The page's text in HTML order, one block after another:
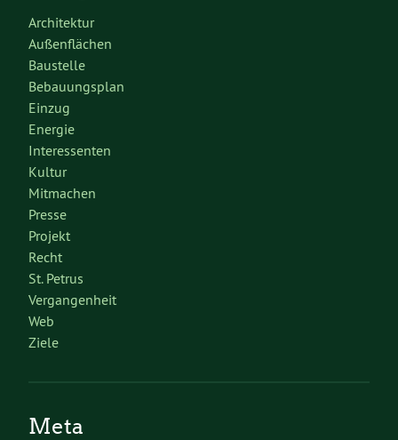
Architektur
Außenflächen
Baustelle
Bebauungsplan
Einzug
Energie
Interessenten
Kultur
Mitmachen
Presse
Projekt
Recht
St. Petrus
Vergangenheit
Web
Ziele
Meta